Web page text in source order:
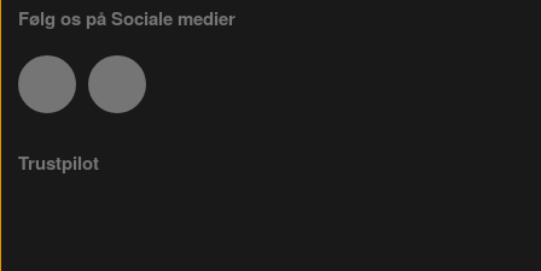
Følg os på Sociale medier
Trustpilot